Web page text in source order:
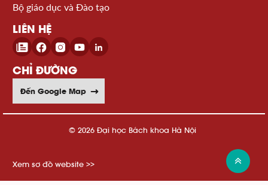
Bộ giáo dục và Đào tạo
LIÊN HỆ
CHỈ ĐƯỜNG
Đến Google Map
© 2026 Đại học Bách khoa Hà Nội
Xem sơ đồ website >>